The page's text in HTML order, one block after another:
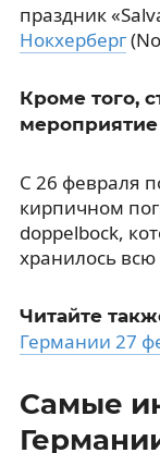
праздник
Нокхерберг
Кроме того,
С 26 февраля
кирпичном
doppelbock,
хранилось всю
Читайте
Германии 27
Самые